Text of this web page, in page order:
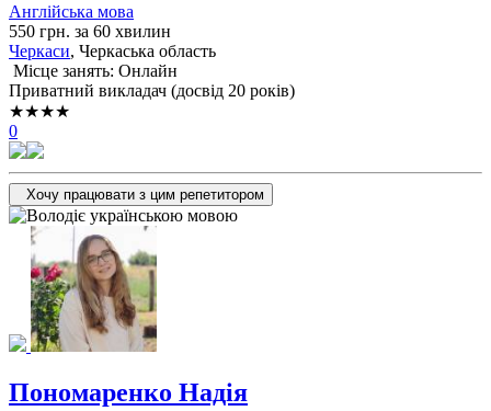
Англійська мова
550 грн. за 60 хвилин
Черкаси, Черкаська область
Місце занять: Онлайн
Приватний викладач (досвід 20 років)
★★★★
0
Хочу працювати з цим репетитором
Пономаренко Надія